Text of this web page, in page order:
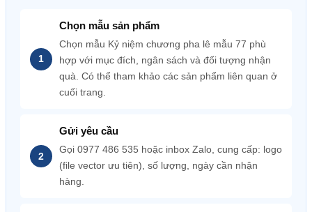
Chọn mẫu sản phẩm
Chọn mẫu Kỷ niệm chương pha lê mẫu 77 phù
hợp với mục đích, ngân sách và đối tượng nhận
quà. Có thể tham khảo các sản phẩm liên quan ở
cuối trang.
Gửi yêu cầu
Gọi 0977 486 535 hoặc inbox Zalo, cung cấp: logo
(file vector ưu tiên), số lượng, ngày cần nhận
hàng.